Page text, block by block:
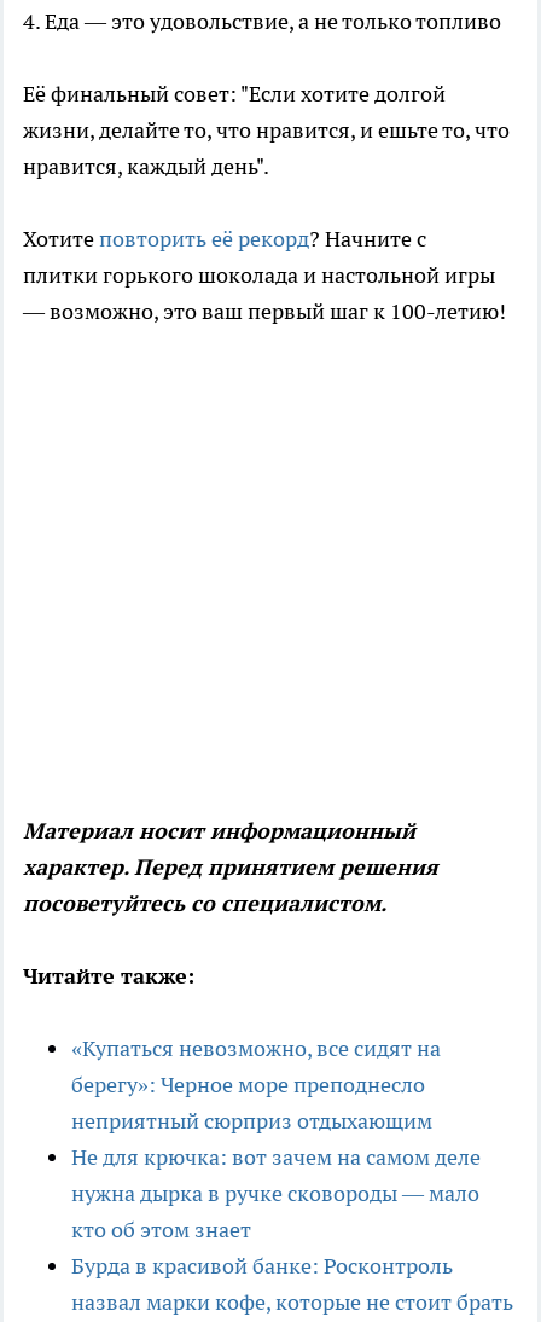
4. Еда — это удовольствие, а не только топливо
Её финальный совет: "Если хотите долгой
жизни, делайте то, что нравится, и ешьте то, что
нравится, каждый день".
Хотитеповторить её рекорд? Начните с
плитки горького шоколада и настольной игры
— возможно, это ваш первый шаг к 100-летию!
Материал носит информационный
характер. Перед принятием решения
посоветуйтесь со специалистом.
Читайте также:
«Купаться невозможно, все сидят на
берегу»: Черное море преподнесло
неприятный сюрприз отдыхающим
Не для крючка: вот зачем на самом деле
нужна дырка в ручке сковороды — мало
кто об этом знает
Бурда в красивой банке: Росконтроль
назвал марки кофе, которые не стоит брать